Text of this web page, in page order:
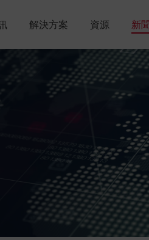
解決方案 資源 新